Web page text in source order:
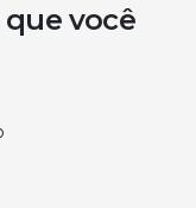
você